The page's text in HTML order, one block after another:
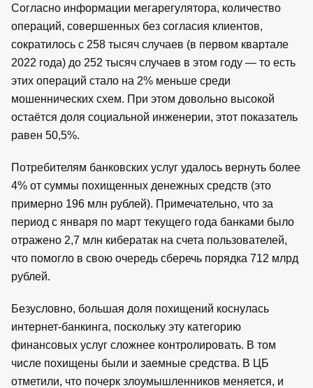
Согласно информации мегарегулятора, количество
операций, совершенных без согласия клиентов,
сократилось с 258 тысяч случаев (в первом квартале
2022 года) до 252 тысяч случаев в этом году — то есть
этих операций стало на 2% меньше среди
мошеннических схем. При этом довольно высокой
остаётся доля социальной инженерии, этот показатель
равен 50,5%.
Потребителям банковских услуг удалось вернуть более
4% от суммы похищенных денежных средств (это
примерно 196 млн рублей). Примечательно, что за
период с января по март текущего года банками было
отражено 2,7 млн кибератак на счета пользователей,
что помогло в свою очередь сберечь порядка 712 млрд
рублей.
Безусловно, большая доля похищений коснулась
интернет-банкинга, поскольку эту категорию
финансовых услуг сложнее контролировать. В том
числе похищены были и заемные средства. В ЦБ
отметили, что почерк злоумышленников меняется, и